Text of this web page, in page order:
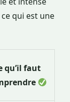
qui est une
qu’il faut